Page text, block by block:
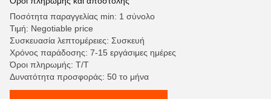
Ποσότητα παραγγελίας min: 1 σύνολο
Τιμή: Negotiable price
Συσκευασία λεπτομέρειες: Συσκευή
Χρόνος παράδοσης: 7-15 εργάσιμες ημέρες
Όροι πληρωμής: Τ/Τ
Δυνατότητα προσφοράς: 50 το μήνα